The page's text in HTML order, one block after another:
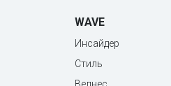
WAVE
Инсайдер
Стиль